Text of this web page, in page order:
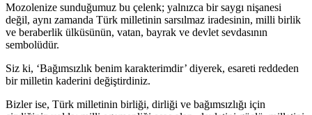
Mozolenize sunduğumuz bu çelenk; yalnızca bir saygı nişanesi
değil, aynı zamanda Türk milletinin sarsılmaz iradesinin, milli birlik
ve beraberlik ülküsünün, vatan, bayrak ve devlet sevdasının
sembolüdür.
Siz ki, ‘Bağımsızlık benim karakterimdir’ diyerek, esareti reddeden
bir milletin kaderini değiştirdiniz.
Bizler ise, Türk milletinin birliği, dirliği ve bağımsızlığı için